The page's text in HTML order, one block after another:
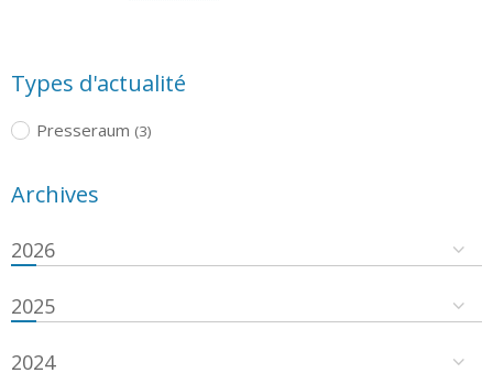
Types d'actualité
Presseraum (3)
Archives
2026
2025
2024